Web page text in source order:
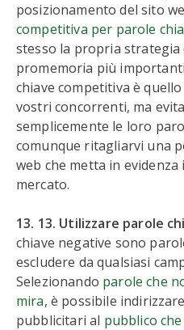
posizionamento del sito
competitiva per parole
stesso la propria strategia
promemoria più
chiave competitiva è
vostri concorrenti, ma
semplicemente le loro
comunque ritagliarvi una
web che metta in
mercato.
13. 13. Utilizzare parole
chiave negative sono
escludere da qualsiasi
Selezionando parole che
mira, è possibile
pubblicitari al pubblico